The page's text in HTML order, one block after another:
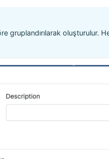
gruplandırılarak oluşturulur.